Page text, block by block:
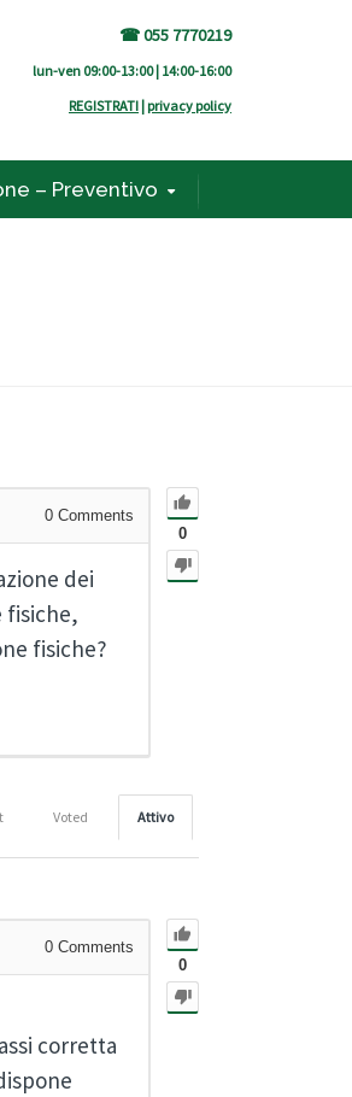
☎ 055 7770219
lun-ven 09:00-13:00 | 14:00-16:00
REGISTRATI | privacy policy
– Preventivo
0
0 Comments
dei
fisiche,
fisiche?
Attivo
Voted
0
0 Comments
corretta